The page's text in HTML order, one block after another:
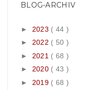
BLOG-ARCHIV
► 2023 ( 44 )
► 2022 ( 50 )
► 2021 ( 68 )
► 2020 ( 43 )
► 2019 ( 68 )